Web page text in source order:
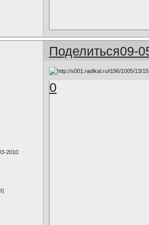
Поделиться09-
2010
0